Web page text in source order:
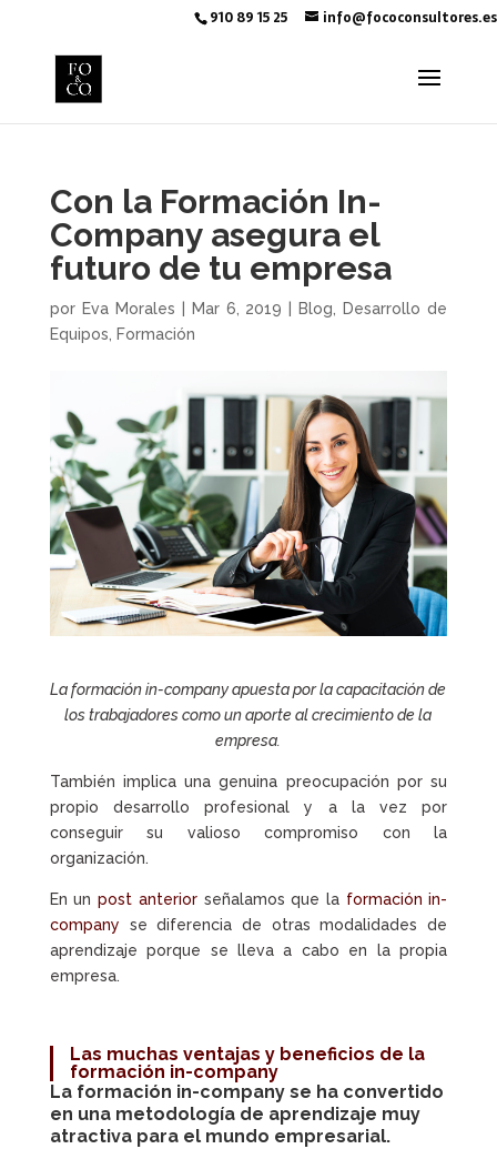
910 89 15 25 info@fococonsultores.es
Con la Formación In-
Company asegura el
futuro de tu empresa
por Eva Morales Mar 6, 2019 Blog
Desarrollo de
Equipos
Formación
La formación in-company apuesta por la capacitación de
los trabajadores como un aporte al crecimiento de la
empresa.
También implica una genuina preocupación por su
propio desarrollo profesional y a la vez por
conseguir su valioso compromiso con la
organización.
En unpost anteriorseñalamos que la formación in-
company se diferencia de otras modalidades de
aprendizaje porque se lleva a cabo en la propia
empresa.
Las muchas ventajas y beneficios de la
formación in-company
La formación in-companyse ha convertido
en una metodología de aprendizaje muy
atractiva para el mundo empresarial.